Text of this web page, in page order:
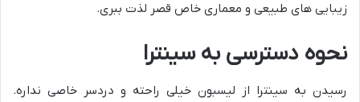
زیبایی های طبیعی و معماری خاص قصر لذت ببری.
نحوه دسترسی به سینترا
رسیدن به سینترا از لیسبون خیلی راحته و دردسر خاصی نداره.